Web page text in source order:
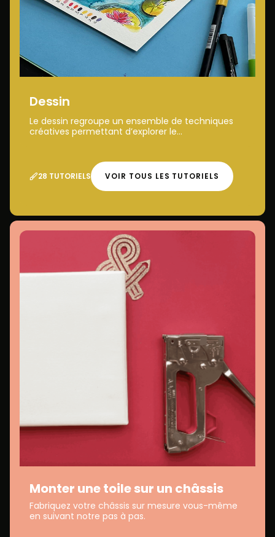
Dessin
Le dessin regroupe un ensemble de techniques
créatives permettant d’explorer le...
28 TUTORIELS VOIR TOUS LES TUTORIELS
Monter une toile sur un châssis
Fabriquez votre châssis sur mesure vous-même
en suivant notre pas à pas.